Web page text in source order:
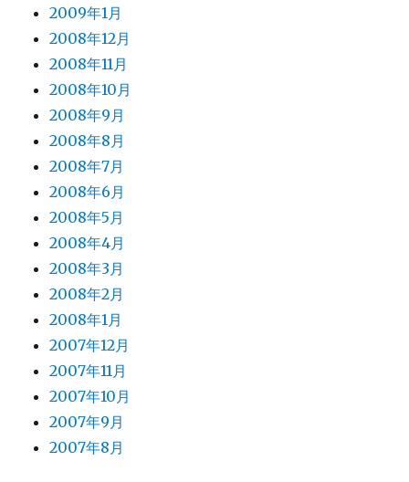
2009年1月
2008年12月
2008年11月
2008年10月
2008年9月
2008年8月
2008年7月
2008年6月
2008年5月
2008年4月
2008年3月
2008年2月
2008年1月
2007年12月
2007年11月
2007年10月
2007年9月
2007年8月